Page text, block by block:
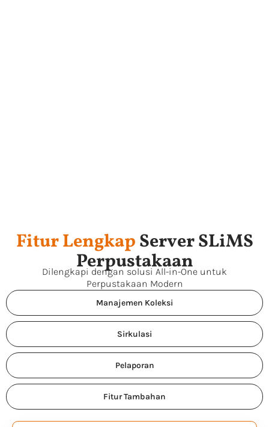
Fitur LengkapServer SLiMS
Perpustakaan
Dilengkapi dengan solusi All-in-One untuk
Perpustakaan Modern
Manajemen Koleksi
Sirkulasi
Pelaporan
Fitur Tambahan